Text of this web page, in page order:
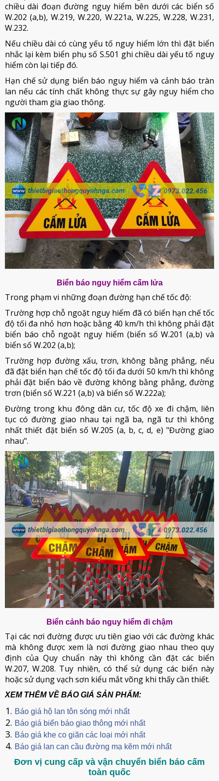
chiều dài đoạn đường nguy hiểm bên dưới các biển số
W.202 (a,b), W.219, W.220, W.221a, W.225, W.228, W.231,
W.232.
Nếu chiều dài có cùng yếu tố nguy hiểm lớn thì đặt biển
nhắc lại kèm biển phụ số S.501 ghi chiều dài yếu tố nguy
hiểm còn lại tiếp đó.
Hạn chế sử dụng biển báo nguy hiểm và cảnh báo tràn
lan nếu các tính chất không thực sự gây nguy hiểm cho
người tham gia giao thông.
Biển báo nguy hiểm cấm lửa
Trong phạm vi những đoạn đường hạn chế tốc độ:
Trường hợp chỗ ngoặt nguy hiểm đã có biển hạn chế tốc
độ tối đa nhỏ hơn hoặc bằng 40 km/h thì không phải đặt
biển báo chỗ ngoặt nguy hiểm (biển số W.201 (a,b) và
biển số W.202 (a,b);
Trường hợp đường xấu, trơn, không bằng phẳng, nếu
đã đặt biển hạn chế tốc độ tối đa dưới 50 km/h thì không
phải đặt biển báo về đường không bằng phẳng, đường
trơn (biển số W.221 (a,b) và biển số W.222a);
Đường trong khu đông dân cư, tốc độ xe đi chậm, liên
tục có đường giao nhau tại ngã ba, ngã tư thì không
nhất thiết đặt biển số W.205 (a, b, c, d, e) "Đường giao
nhau".
Biển cảnh báo nguy hiểm đi chậm
Tại các nơi đường được ưu tiên giao với các đường khác
mà không được xem là nơi đường giao nhau theo quy
định của Quy chuẩn này thì không cần đặt các biển
W.207, W.208. Tuy nhiên, có thể sử dụng các biển này
hoặc sử dụng vạch sơn kiểu mắt võng khi thấy cần thiết.
XEM THÊM VỀ BÁO GIÁ SẢN PHẨM:
Báo giá hộ lan tôn sóng mới nhất
Báo giá biển báo giao thông mới nhất
Báo giá khe co giãn các loại mới nhất
Báo giá lan can cầu đường mạ kẽm mới nhất
Đơn vị cung cấp và vận chuyển biển báo cấm
toàn quốc